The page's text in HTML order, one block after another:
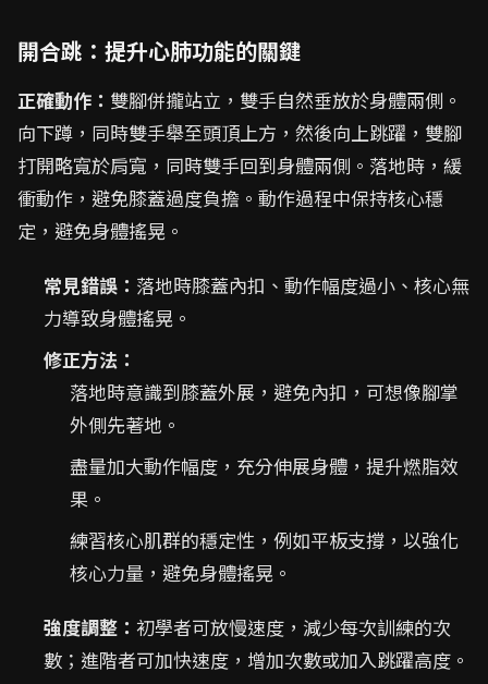
開合跳：提升心肺功能的關鍵
正確動作： 雙腳併攏站立，雙手自然垂放於身體兩側。
向下蹲，同時雙手舉至頭頂上方，然後向上跳躍，雙腳
打開略寬於肩寬，同時雙手回到身體兩側。落地時，緩
衝動作，避免膝蓋過度負擔。動作過程中保持核心穩
定，避免身體搖晃。
常見錯誤： 落地時膝蓋內扣、動作幅度過小、核心無
力導致身體搖晃。
修正方法：
落地時意識到膝蓋外展，避免內扣，可想像腳掌
外側先著地。
盡量加大動作幅度，充分伸展身體，提升燃脂效
果。
練習核心肌群的穩定性，例如平板支撐，以強化
核心力量，避免身體搖晃。
強度調整： 初學者可放慢速度，減少每次訓練的次
數；進階者可加快速度，增加次數或加入跳躍高度。